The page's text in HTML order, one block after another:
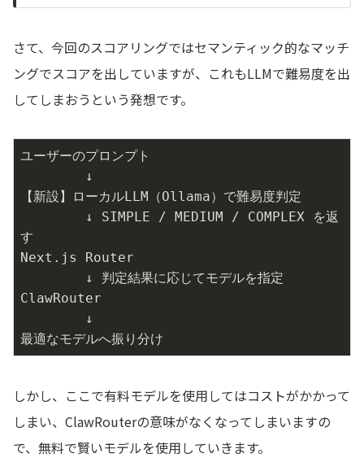
さて、今回のスコアリングではセマンティック的なマッチ
ングでスコアを出していますが、これもLLMで難易度を出
してしまおうという発想です。
ユーザーのプロンプト
【新設】ローカルLLM（Ollama）で難易度判定
す
Next.js Router
ClawRouter
最適なモデルへ振り分け
しかし、ここで有料モデルを使用してはコストがかかって
しまい、ClawRouterの意味がなくなってしまいますの
で、無料で賢いモデルを使用していきます。